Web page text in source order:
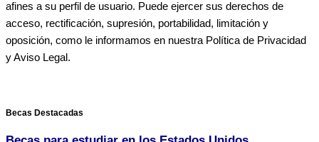
afines a su perfil de usuario. Puede ejercer sus derechos de
acceso, rectificación, supresión, portabilidad, limitación y
oposición, como le informamos en nuestra Política de Privacidad
y Aviso Legal.
Becas Destacadas